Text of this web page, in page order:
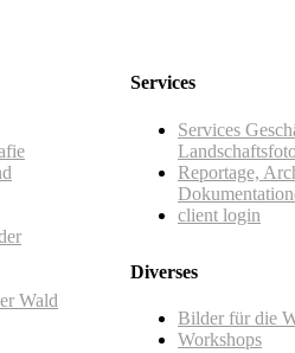
Wald
Services
Services
Reportage,
client login
Diverses
Bilder für die
Workshops